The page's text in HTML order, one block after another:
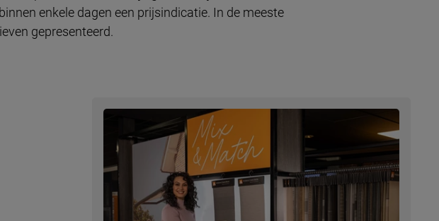
enkele dagen een prijsindicatie. In de meeste
gepresenteerd.